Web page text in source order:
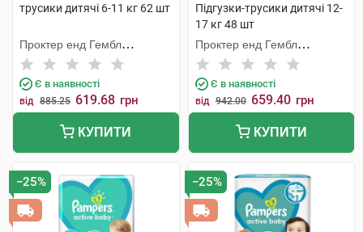
трусики дитячі 6-11 кг 62 шт
Проктер енд Гембл
Мануфекчурінг
Є в наявності
від 885.25 619.68 грн
КУПИТИ
Підгузки-трусики дитячі 12-
17 кг 48 шт
Проктер енд Гембл
Мануфекчурінг
Є в наявності
від 942.00 659.40 грн
КУПИТИ
−25% −25%